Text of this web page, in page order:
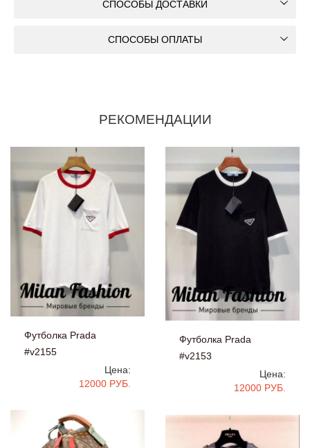
СПОСОБЫ ДОСТАВКИ
СПОСОБЫ ОПЛАТЫ
РЕКОМЕНДАЦИИ
Футболка Prada
#v2155
Цена:
12000 РУБ.
Футболка Prada
#v2153
Цена:
12000 РУБ.